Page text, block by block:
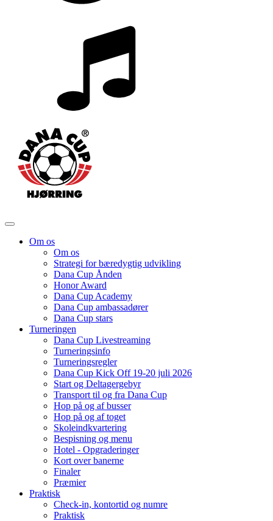
Om os
Om os
Strategi for bæredygtig udvikling
Dana Cup Ånden
Honor Award
Dana Cup Academy
Dana Cup ambassadører
Dana Cup stars
Turneringen
Dana Cup Livestreaming
Turneringsinfo
Turneringsregler
Dana Cup Kick Off 19-20 juli 2026
Start og Deltagergebyr
Transport til og fra Dana Cup
Hop på og af busser
Hop på og af toget
Skoleindkvartering
Bespisning og menu
Hotel - Opgraderinger
Kort over banerne
Finaler
Præmier
Praktisk
Check-in, kontortid og numre
Praktisk